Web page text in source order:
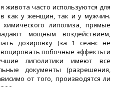
живота часто используются для
как у женщин, так и у мужчин.
липолиза, прямые
мощным воздействием,
дозировку (за 1 сеанс не
побочные эффекты и
липолитики имеют все
документы (разрешения,
от того, производятся ли